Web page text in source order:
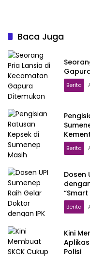
Baca Juga
Berita
Berita
Dosen
Berita
Kini
Polisi